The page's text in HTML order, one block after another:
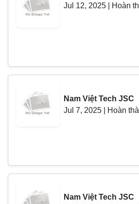
Jul 12, 2025 Hoàn
Nam Việt Tech JSC
Jul 7, 2025
Hoàn
Nam Việt Tech JSC